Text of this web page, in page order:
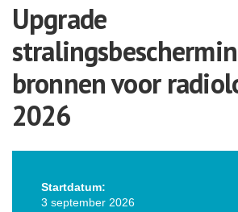
Upgrade
bronnen voor
2026
Startdatum:
3 september 2026